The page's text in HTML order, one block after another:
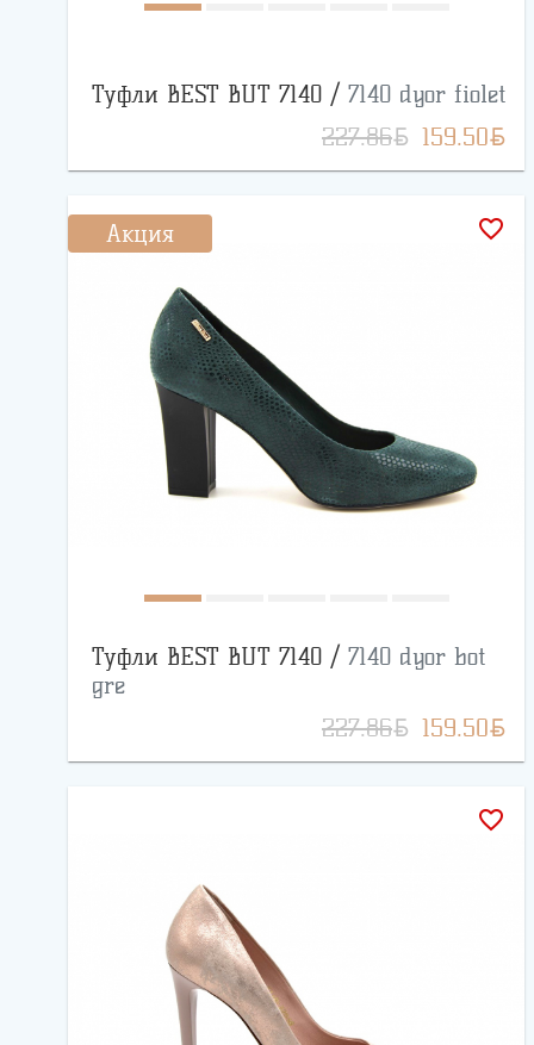
Туфли BEST BUT 7140 / 7140 dyor fiolet
227.86BYN 159.50BYN
Акция favorite_border
Туфли BEST BUT 7140 / 7140 dyor bot
gre
227.86BYN 159.50BYN
favorite_border